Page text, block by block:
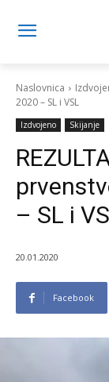
Naslovnica
2020 – SL i VSL
Izdvojeno Skijanje
– SL i
20.01.2020
Facebook